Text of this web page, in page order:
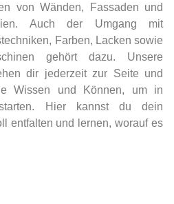
von Wänden, Fassaden und
Auch der Umgang mit
Farben, Lacken sowie
gehört dazu. Unsere
dir jederzeit zur Seite und
Wissen und Können, um in
Hier kannst du dein
entfalten und lernen, worauf es